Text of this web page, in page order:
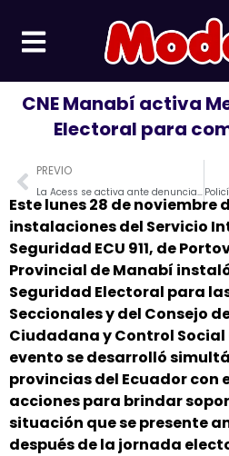
contenido
CNE Manabí activa
Electoral para
Prev
PREVIO
La Acess se activa ante denuncias y clausura un establecimiento clandestino para tratar adicciones en #Portoviejo.
Este lunes 28 de noviembre
instalaciones del Servicio
Seguridad ECU 911, de
Provincial de Manabí
Seguridad Electoral para
Seccionales y del Consejo
Ciudadana y Control Social
evento se desarrolló
provincias del Ecuador con
acciones para brindar
situación que se presente
después de la jornada